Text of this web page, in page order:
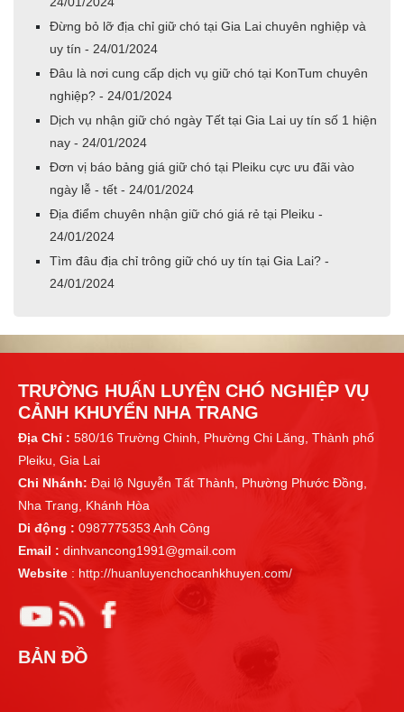
Đừng bỏ lỡ địa chỉ giữ chó tại Gia Lai chuyên nghiệp và
uy tín - 24/01/2024
Đâu là nơi cung cấp dịch vụ giữ chó tại KonTum chuyên
nghiệp? - 24/01/2024
Dịch vụ nhận giữ chó ngày Tết tại Gia Lai uy tín số 1 hiện
nay - 24/01/2024
Đơn vị báo bảng giá giữ chó tại Pleiku cực ưu đãi vào
ngày lễ - tết - 24/01/2024
Địa điểm chuyên nhận giữ chó giá rẻ tại Pleiku -
24/01/2024
Tìm đâu địa chỉ trông giữ chó uy tín tại Gia Lai? -
24/01/2024
TRƯỜNG HUẤN LUYỆN CHÓ NGHIỆP VỤ
CẢNH KHUYỂN NHA TRANG
Địa Chỉ : 580/16 Trường Chinh, Phường Chi Lăng, Thành phố
Pleiku, Gia Lai
Chi Nhánh: Đại lộ Nguyễn Tất Thành, Phường Phước Đồng,
Nha Trang, Khánh Hòa
Di động : 0987775353 Anh Công
Email : dinhvancong1991@gmail.com
Website : http://huanluyenchocanhkhuyen.com/
BẢN ĐỒ